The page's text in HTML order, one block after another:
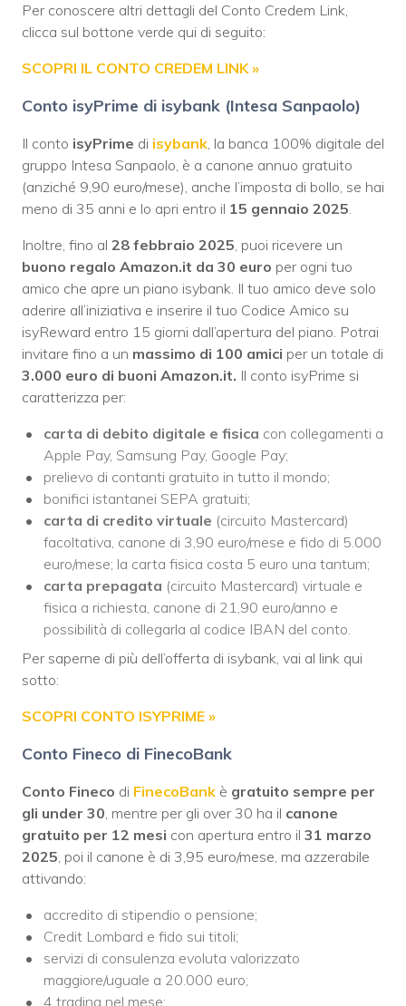
Per conoscere altri dettagli del Conto Credem Link,
clicca sul bottone verde qui di seguito:
SCOPRI IL CONTO CREDEM LINK »
Conto isyPrime di isybank (Intesa Sanpaolo)
Il conto isyPrime di isybank, la banca 100% digitale del
gruppo Intesa Sanpaolo, è a canone annuo gratuito
(anziché 9,90 euro/mese), anche l’imposta di bollo, se hai
meno di 35 anni e lo apri entro il 15 gennaio 2025.
Inoltre, fino al 28 febbraio 2025, puoi ricevere un
buono regalo Amazon.it da 30 euro per ogni tuo
amico che apre un piano isybank. Il tuo amico deve solo
aderire all’iniziativa e inserire il tuo Codice Amico su
isyReward entro 15 giorni dall’apertura del piano. Potrai
invitare fino a un massimo di 100 amici per un totale di
3.000 euro di buoni Amazon.it. Il conto isyPrime si
caratterizza per:
carta di debito digitale e fisica con collegamenti a
Apple Pay, Samsung Pay, Google Pay;
prelievo di contanti gratuito in tutto il mondo;
bonifici istantanei SEPA gratuiti;
carta di credito virtuale (circuito Mastercard)
facoltativa, canone di 3,90 euro/mese e fido di 5.000
euro/mese; la carta fisica costa 5 euro una tantum;
carta prepagata (circuito Mastercard) virtuale e
fisica a richiesta, canone di 21,90 euro/anno e
possibilità di collegarla al codice IBAN del conto.
Per saperne di più dell’offerta di isybank, vai al link qui
sotto:
SCOPRI CONTO ISYPRIME »
Conto Fineco di FinecoBank
Conto Fineco di FinecoBank è gratuito sempre per
gli under 30, mentre per gli over 30 ha il canone
gratuito per 12 mesi con apertura entro il 31 marzo
2025, poi il canone è di 3,95 euro/mese, ma azzerabile
attivando:
accredito di stipendio o pensione;
Credit Lombard e fido sui titoli;
servizi di consulenza evoluta valorizzato
maggiore/uguale a 20.000 euro;
4 trading nel mese;